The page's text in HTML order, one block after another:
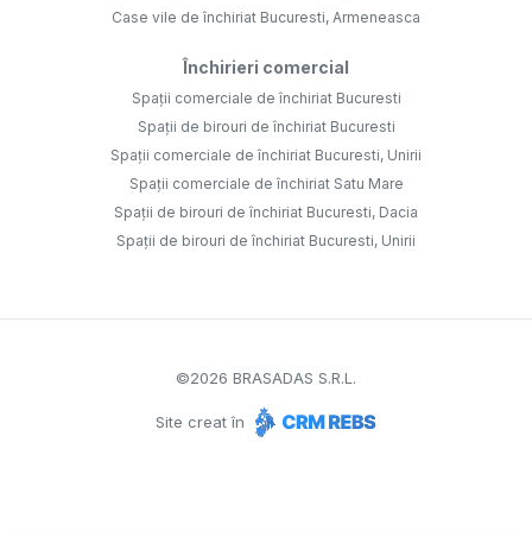
Case vile de închiriat Bucuresti, Armeneasca
Închirieri comercial
Spații comerciale de închiriat Bucuresti
Spații de birouri de închiriat Bucuresti
Spații comerciale de închiriat Bucuresti, Unirii
Spații comerciale de închiriat Satu Mare
Spații de birouri de închiriat Bucuresti, Dacia
Spații de birouri de închiriat Bucuresti, Unirii
©2026 BRASADAS S.R.L.
Site creat în